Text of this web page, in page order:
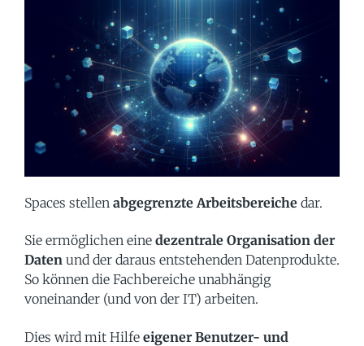
Spaces stellen abgegrenzte Arbeitsbereiche dar.
Sie ermöglichen eine dezentrale Organisation der
Daten und der daraus entstehenden Datenprodukte.
So können die Fachbereiche unabhängig
voneinander (und von der IT) arbeiten.
Dies wird mit Hilfe eigener Benutzer- und